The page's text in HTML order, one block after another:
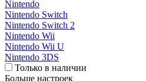
Nintendo
Nintendo Switch
Nintendo Switch 2
Nintendo Wii
Nintendo Wii U
Nintendo 3DS
Только в наличии
Больше настроек